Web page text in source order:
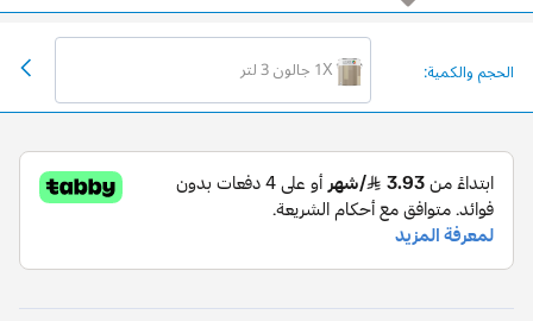
الحجم والكمية: 1X جالون 3 لتر